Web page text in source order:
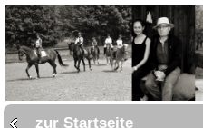
zur Startseite